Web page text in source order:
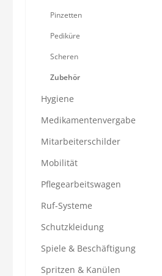
Pinzetten
Pediküre
Scheren
Zubehör
Hygiene
Medikamentenvergabe
Mitarbeiterschilder
Mobilität
Pflegearbeitswagen
Ruf-Systeme
Schutzkleidung
Spiele & Beschäftigung
Spritzen & Kanülen